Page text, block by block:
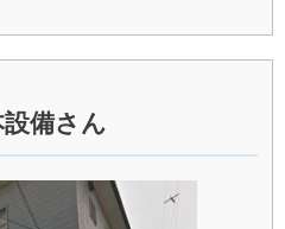
備さん